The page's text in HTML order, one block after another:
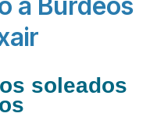
soleados